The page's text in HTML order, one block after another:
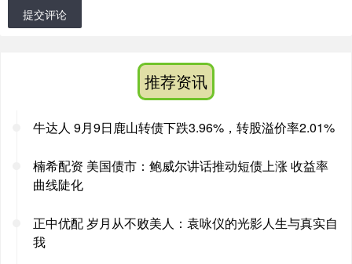
提交评论
推荐资讯
牛达人 9月9日鹿山转债下跌3.96%，转股溢价率2.01%
楠希配资 美国债市：鲍威尔讲话推动短债上涨 收益率
曲线陡化
正中优配 岁月从不败美人：袁咏仪的光影人生与真实自
我